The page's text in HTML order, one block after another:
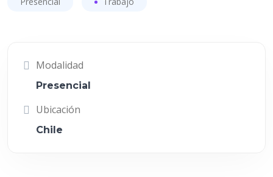
Modalidad
Presencial
Ubicación
Chile